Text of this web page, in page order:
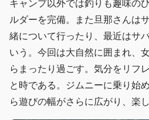
キャンプ以外では釣りも趣味の
ルダーを完備。また旦那さんは
緒について行ったり、最近はサ
いう。今回は大自然に囲まれ、
らまったり過ごす。気分をリフ
と時である。ジムニーに乗り始
ら遊びの幅がさらに広がり、楽